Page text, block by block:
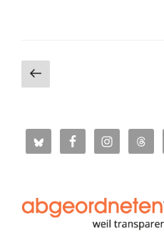
Seitennummerierung
der
Vorherige
Seite